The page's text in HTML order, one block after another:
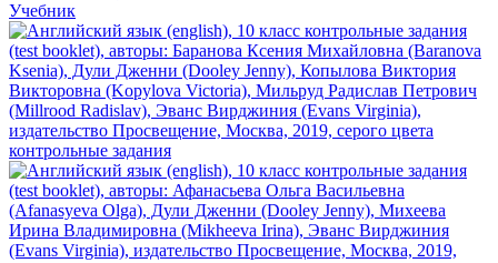
Учебник
контрольные задания